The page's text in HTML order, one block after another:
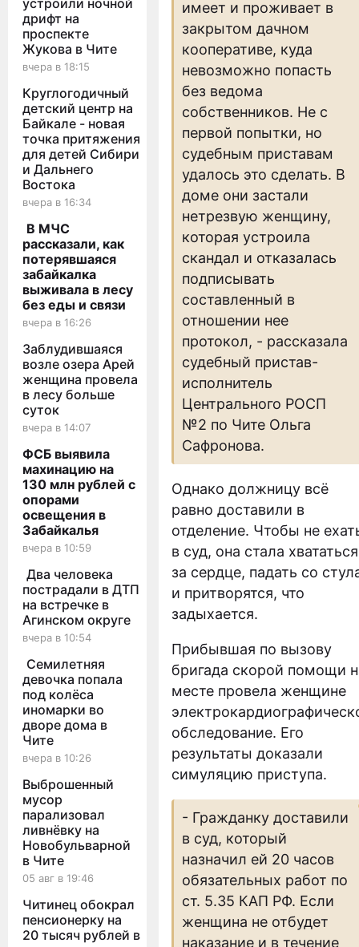
устроили ночной
дрифт на
проспекте
Жукова в Чите
вчера в 18:15
Круглогодичный
детский центр на
Байкале - новая
точка притяжения
для детей Сибири
и Дальнего
Востока
вчера в 16:34
В МЧС
рассказали, как
потерявшаяся
забайкалка
выживала в лесу
без еды и связи
вчера в 16:26
Заблудившаяся
возле озера Арей
женщина провела
в лесу больше
суток
вчера в 14:07
ФСБ выявила
махинацию на
130 млн рублей с
опорами
освещения в
Забайкалья
вчера в 10:59
Два человека
пострадали в ДТП
на встречке в
Агинском округе
вчера в 10:54
Семилетняя
девочка попала
под колёса
иномарки во
дворе дома в
Чите
вчера в 10:26
Выброшенный
мусор
парализовал
ливнёвку на
Новобульварной
в Чите
05 авг в 19:46
Читинец обокрал
пенсионерку на
20 тысяч рублей в
имеет и проживает в
закрытом дачном
кооперативе, куда
невозможно попасть
без ведома
собственников. Не с
первой попытки, но
судебным приставам
удалось это сделать. В
доме они застали
нетрезвую женщину,
которая устроила
скандал и отказалась
подписывать
составленный в
отношении нее
протокол, - рассказала
судебный пристав-
исполнитель
Центрального РОСП
№2 по Чите Ольга
Сафронова.
Однако должницу всё
равно доставили в
отделение. Чтобы не
в суд, она стала хвататься
за сердце, падать со
и притворятся, что
задыхается.
Прибывшая по вызову
бригада скорой помощи
месте провела женщине
обследование. Его
результаты доказали
симуляцию приступа.
- Гражданку доставили
в суд, который
назначил ей 20 часов
обязательных работ по
ст. 5.35 КАП РФ. Если
женщина не отбудет
наказание и в течение